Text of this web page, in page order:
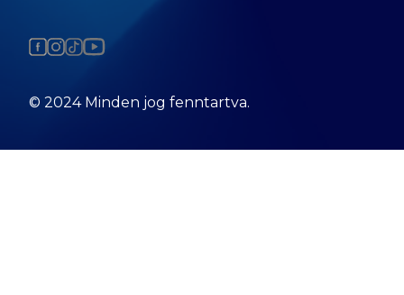
© 2024 Minden jog fenntartva.